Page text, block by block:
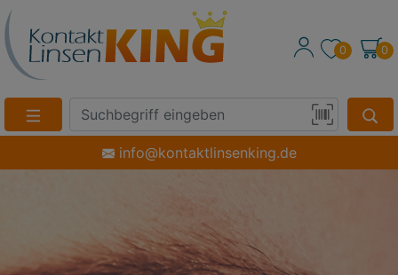
Suche
Eingabefeld
Produktsuche
0 0
info@kontaktlinsenking.de